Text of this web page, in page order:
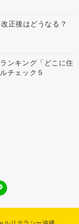
正後はどうなる？
ンキング「どこに住
チェック５